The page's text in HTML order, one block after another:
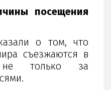
посещения
о том, что
съезжаются в
не только за